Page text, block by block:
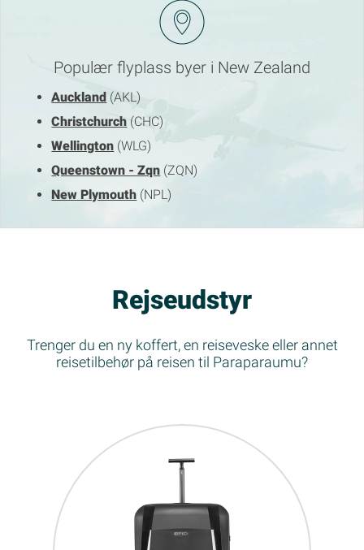
Populær flyplass byer i New Zealand
Auckland (AKL)
Christchurch (CHC)
Wellington (WLG)
Queenstown - Zqn (ZQN)
New Plymouth (NPL)
Rejseudstyr
Trenger du en ny koffert, en reiseveske eller annet
reisetilbehør på reisen til Paraparaumu?